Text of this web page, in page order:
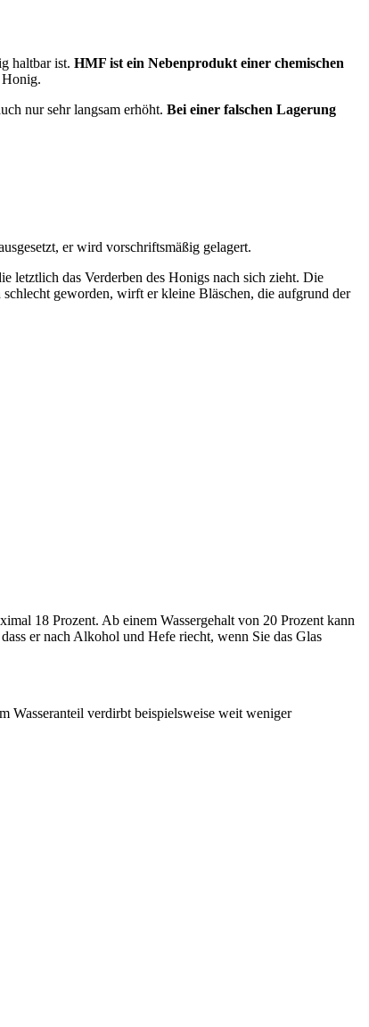
haltbar ist. HMF ist ein Nebenprodukt einer chemischen
nur sehr langsam erhöht. Bei einer falschen Lagerung
er wird vorschriftsmäßig gelagert.
letztlich das Verderben des Honigs nach sich zieht. Die
geworden, wirft er kleine Bläschen, die aufgrund der
18 Prozent. Ab einem Wassergehalt von 20 Prozent kann
er nach Alkohol und Hefe riecht, wenn Sie das Glas
Wasseranteil verdirbt beispielsweise weit weniger